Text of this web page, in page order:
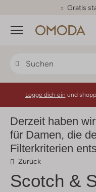
30
Menü
Logge dich ein und
Derzeit haben
für Damen, die
Filterkriterien
Zurück
Scotch &